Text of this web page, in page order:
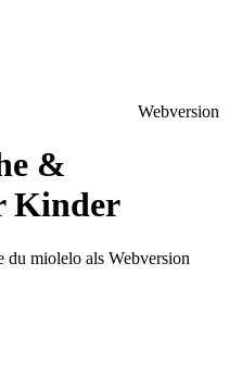
Webversion
&
Kinder
miolelo als Webversion